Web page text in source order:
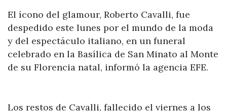
El ícono del glamour, Roberto Cavalli, fue
despedido este lunes por el mundo de la moda
y del espectáculo italiano, en un funeral
celebrado en la Basílica de San Minato al Monte
de su Florencia natal, informó la agencia EFE.
Los restos de Cavalli, fallecido el viernes a los